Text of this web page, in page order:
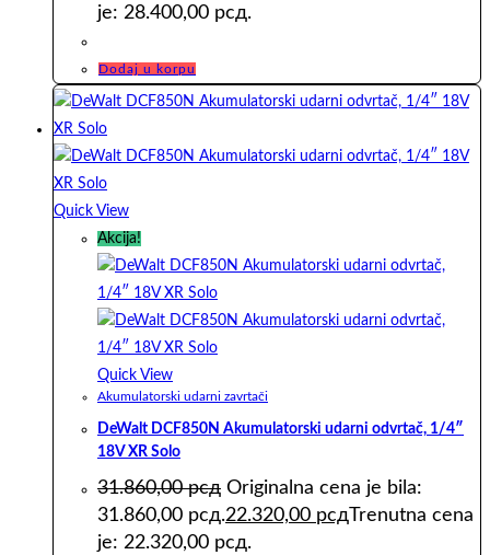
je: 28.400,00 рсд.
Dodaj u korpu
Quick View
Akcija!
Quick View
Akumulatorski udarni zavrtači
DeWalt DCF850N Akumulatorski udarni odvrtač, 1/4″
18V XR Solo
31.860,00рсд Originalna cena je bila:
31.860,00 рсд.22.320,00 рсд Trenutna cena
je: 22.320,00 рсд.